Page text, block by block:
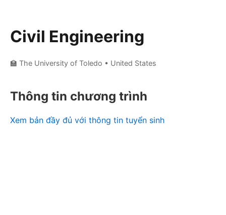
Civil Engineering
🏫 The University of Toledo • United States
Thông tin chương trình
Xem bản đầy đủ với thông tin tuyển sinh